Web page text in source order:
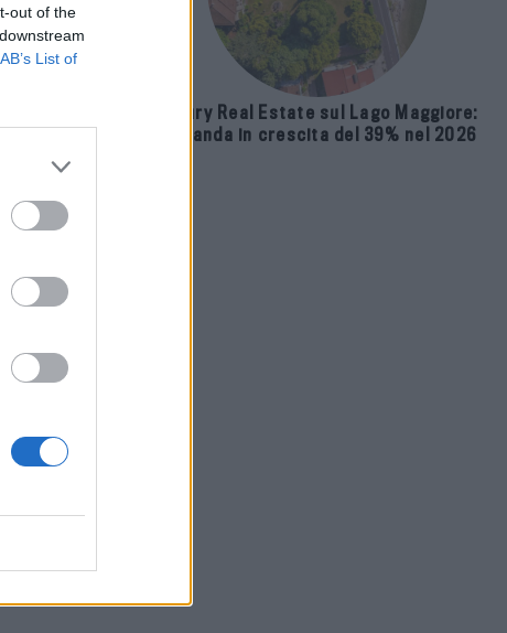
out of the
List of
Luxury Real Estate sul Lago Maggiore:
domanda in crescita del 39% nel 2026